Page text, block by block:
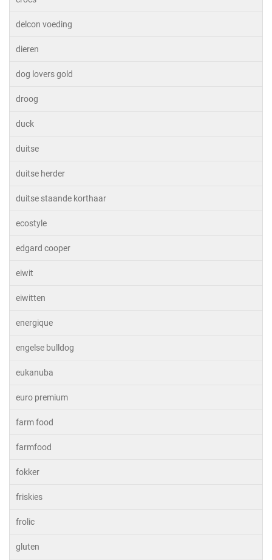
delcon voeding
dieren
dog lovers gold
droog
duck
duitse
duitse herder
duitse staande korthaar
ecostyle
edgard cooper
eiwit
eiwitten
energique
engelse bulldog
eukanuba
euro premium
farm food
farmfood
fokker
friskies
frolic
gluten